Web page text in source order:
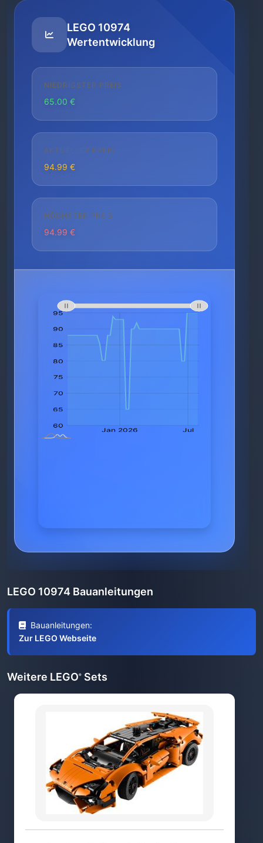
LEGO 10974
Wertentwicklung
NIEDRIGSTER PREIS
65.00 €
AKTUELLER PREIS
94.99 €
HÖCHSTER PREIS
94.99 €
LEGO 10974 Bauanleitungen
Bauanleitungen:
Zur LEGO Webseite
Weitere LEGO® Sets